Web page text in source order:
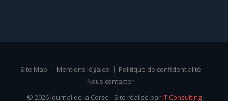
Site Map Mentions légales
Politique de confidentialité
Nous contacter
© 2026 Journal de la Corse - Site réalisé parIT Consulting